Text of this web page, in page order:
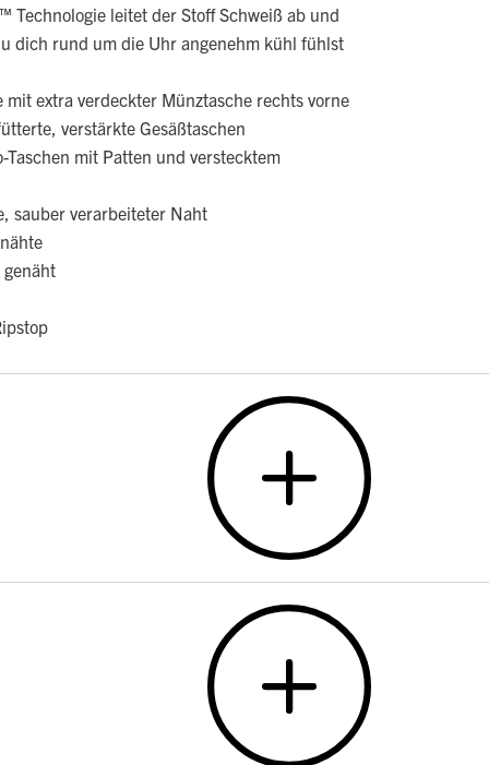
Technologie leitet der Stoff Schweiß ab und
dich rund um die Uhr angenehm kühl fühlst
mit extra verdeckter Münztasche rechts vorne
verstärkte Gesäßtaschen
Taschen mit Patten und verstecktem
sauber verarbeiteter Naht
genäht